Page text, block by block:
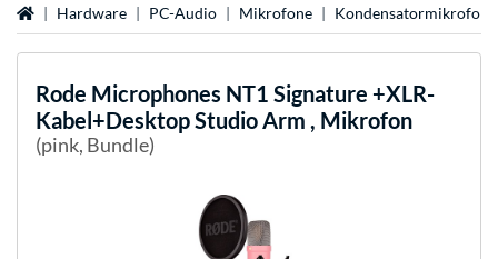
StartseiteHardware PC-Audio Mikrofone Kondensatormikrofon
Rode Microphones NT1 Signature +XLR-
Kabel+Desktop Studio Arm , Mikrofon
(pink, Bundle)